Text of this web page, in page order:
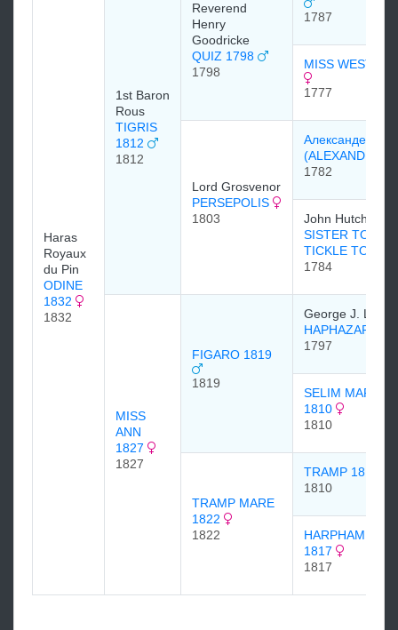
Haras
Royaux
du Pin
ODINE
1832
1832
1st Baron
Rous
TIGRIS
1812
1812
Reverend
Henry
Goodricke
QUIZ 1798
1798
1787
MISS WEST
1777
Lord Grosvenor
PERSEPOLIS
1803
Александер
(ALEXANDER)
1782
John Hutchinson
SISTER TO
TICKLE TOBY
1784
MISS
ANN
1827
1827
FIGARO 1819
1819
George J. Legh
HAPHAZARD
1797
SELIM MARE
1810
1810
TRAMP MARE
1822
1822
TRAMP 1810
1810
HARPHAM
1817
1817